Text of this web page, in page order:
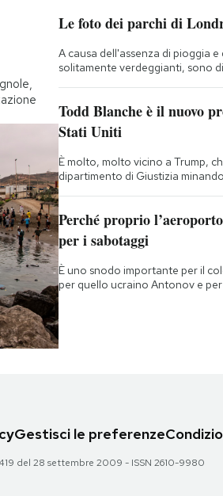
Le foto dei parchi di
A causa dell'assenza di pioggia
solitamente verdeggianti, sono
Todd Blanche è il nuovo
Stati Uniti
È molto, molto vicino a Trump,
dipartimento di Giustizia
Perché proprio
per i sabotaggi
È uno snodo importante per il
per quello ucraino Antonov e
Gestisci le preferenze
del 28 settembre 2009 - ISSN 2610-9980